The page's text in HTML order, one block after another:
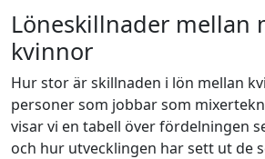
Löneskillnader mellan
kvinnor
Hur stor är skillnaden i lön mellan
personer som jobbar som
visar vi en tabell över fördelningen
och hur utvecklingen har sett ut de